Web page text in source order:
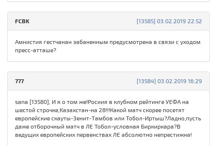
[13585] 03.02.2019 22:52
FСBK
Амнистия гестчанан забаненным предусмотрена в связи с уходом
пресс-атташе?
[13584] 03.02.2019 16:29
777
sana [13580], И я о том же!Росиия в клубном рейтинге УЕФА на
шестой строчке,Казахстан-на 28!!!Какой матч скорее посетят
европейские скауты-Зенит-Тамбов или Тобол-Иртыш?Ладно,пусть
даже отборочный матч в ЛЕ Тобол-условная Биркиркара?В
ведущих европейских первенствах ЛЕ абсолютно непрестижна!